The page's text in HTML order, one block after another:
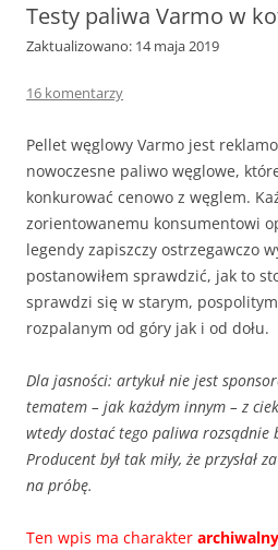
Testy paliwa Varmo w
Zaktualizowano: 14 maja 2019
16 komentarzy
Pellet węglowy Varmo jest
nowoczesne paliwo węglowe,
konkurować cenowo z węglem.
zorientowanemu konsumentowi
legendy zapiszczy ostrzegawczo
postanowiłem sprawdzić, jak to
sprawdzi się w starym,
rozpalanym od góry jak i od dołu.
Dla jasności: artykuł nie jest
tematem – jak każdym innym – z
wtedy dostać tego paliwa rozsądnie
Producent był tak miły, że przysłał
na próbę.
Ten wpis ma charakter archiwalny